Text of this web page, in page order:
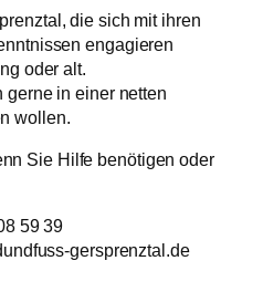
die sich mit ihren
engagieren
oder alt.
gerne in einer netten
wollen.
Sie Hilfe benötigen oder
59 39
gersprenztal.de